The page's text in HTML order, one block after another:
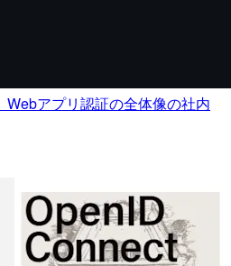
Webアプリ認証の全体像の社内